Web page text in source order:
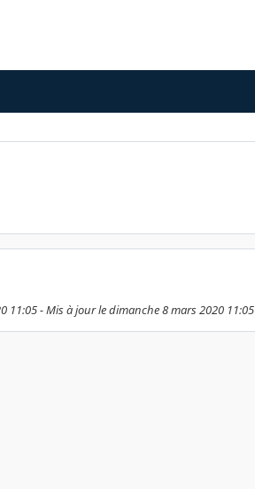
- Mis à jour le dimanche 8 mars 2020 11:05